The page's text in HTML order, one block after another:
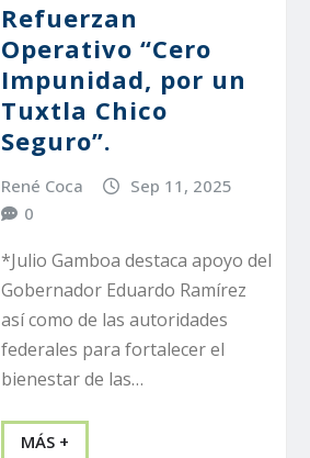
Refuerzan
Operativo “Cero
Impunidad, por un
Tuxtla Chico
Seguro”.
René Coca
Sep 11, 2025
0
*Julio Gamboa destaca apoyo del
Gobernador Eduardo Ramírez
así como de las autoridades
federales para fortalecer el
bienestar de las…
MÁS +